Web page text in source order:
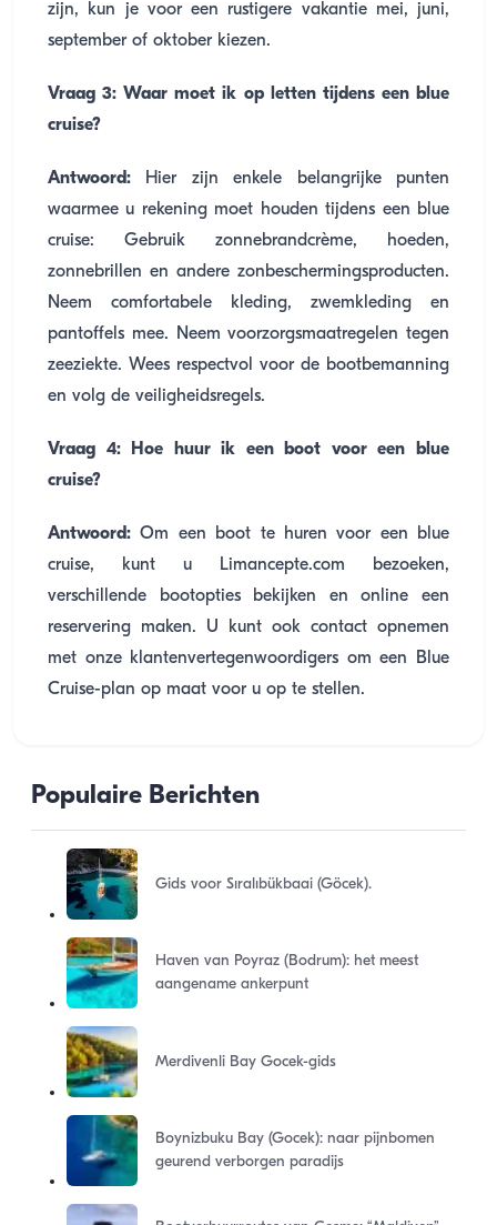
zijn, kun je voor een rustigere vakantie mei, juni,
september of oktober kiezen.
Vraag 3: Waar moet ik op letten tijdens een blue
cruise?
Antwoord: Hier zijn enkele belangrijke punten
waarmee u rekening moet houden tijdens een blue
cruise: Gebruik zonnebrandcrème, hoeden,
zonnebrillen en andere zonbeschermingsproducten.
Neem comfortabele kleding, zwemkleding en
pantoffels mee. Neem voorzorgsmaatregelen tegen
zeeziekte. Wees respectvol voor de bootbemanning
en volg de veiligheidsregels.
Vraag 4: Hoe huur ik een boot voor een blue
cruise?
Antwoord: Om een boot te huren voor een blue
cruise, kunt u Limancepte.com bezoeken,
verschillende bootopties bekijken en online een
reservering maken. U kunt ook contact opnemen
met onze klantenvertegenwoordigers om een ​​Blue
Cruise-plan op maat voor u op te stellen.
Populaire Berichten
Gids voor Sıralıbükbaai (Göcek).
Haven van Poyraz (Bodrum): het meest
aangename ankerpunt
Merdivenli Bay Gocek-gids
Boynizbuku Bay (Gocek): naar pijnbomen
geurend verborgen paradijs